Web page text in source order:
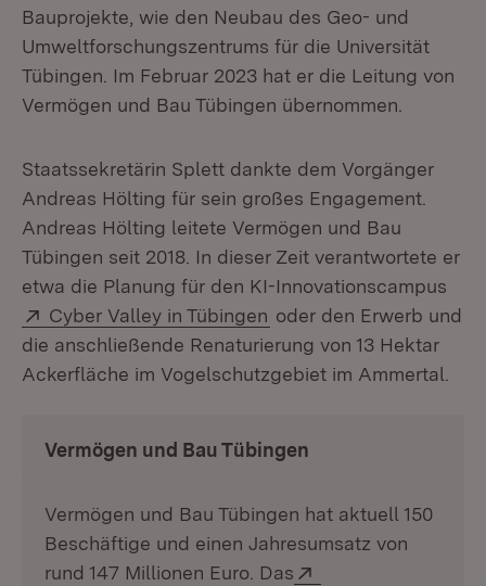
Bauprojekte, wie den Neubau des Geo- und
Umweltforschungszentrums für die Universität
Tübingen. Im Februar 2023 hat er die Leitung von
Vermögen und Bau Tübingen übernommen.
Staatssekretärin Splett dankte dem Vorgänger
Andreas Hölting für sein großes Engagement.
Andreas Hölting leitete Vermögen und Bau
Tübingen seit 2018. In dieser Zeit verantwortete er
etwa die Planung für den KI-Innovationscampus
Extern:
Cyber Valley in Tübingen (Öffnet in neuem
oder den Erwerb und
die anschließende Renaturierung von 13 Hektar
Ackerfläche im Vogelschutzgebiet im Ammertal.
Vermögen und Bau Tübingen
Vermögen und Bau Tübingen hat aktuell 150
Beschäftige und einen Jahresumsatz von
rund 147 Millionen Euro. Das